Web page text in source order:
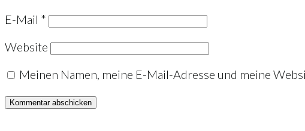
E-Mail *
Website
Meinen Namen, meine E-Mail-Adresse und meine